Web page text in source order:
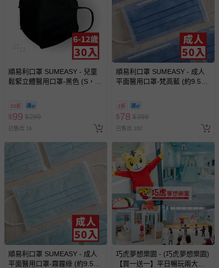
順易利口罩 SUMEASY - 兒童
鬆緊立體醫用口罩-黑色 (S，約
33折
$99 $299
已售出 16
順易利口罩 SUMEASY - 成人
平面醫用口罩-梵高藍 (約9.5cm
2折
$78 $399
已售出 182
順易利口罩 SUMEASY - 成人
平面醫用口罩-霧霾綠 (約9.5cm
巧虎夢想樂園 - (巧虎夢想樂園)
【買一送一】平日暢玩兩大一